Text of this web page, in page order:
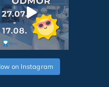
on Instagram